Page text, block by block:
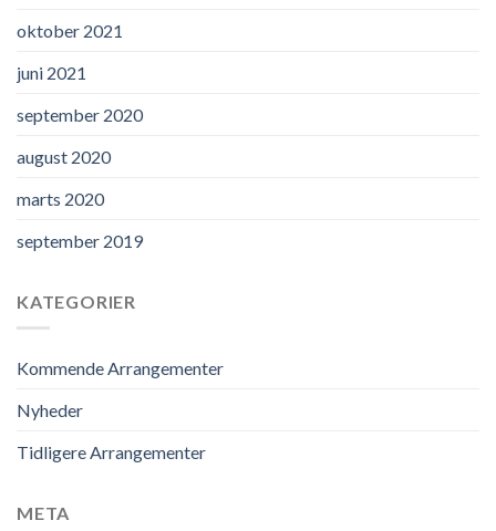
oktober 2021
juni 2021
september 2020
august 2020
marts 2020
september 2019
KATEGORIER
Kommende Arrangementer
Nyheder
Tidligere Arrangementer
META